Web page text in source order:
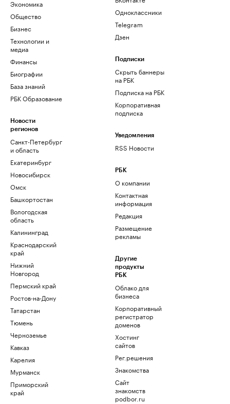
Экономика
Общество
Бизнес
Технологии и
медиа
Финансы
Биографии
База знаний
РБК Образование
Новости
регионов
Санкт-Петербург
и область
Екатеринбург
Новосибирск
Омск
Башкортостан
Вологодская
область
Калининград
Краснодарский
край
Нижний
Новгород
Пермский край
Ростов-на-Дону
Татарстан
Тюмень
Черноземье
Кавказ
Карелия
Мурманск
Приморский
край
Одноклассники
Telegram
Дзен
Подписки
Скрыть баннеры
на РБК
Подписка на РБК
Корпоративная
подписка
Уведомления
RSS Новости
РБК
О компании
Контактная
информация
Редакция
Размещение
рекламы
Другие
продукты
РБК
Облако для
бизнеса
Корпоративный
регистратор
доменов
Хостинг
сайтов
Рег.решения
Знакомства
Сайт
знакомств
podbor.ru